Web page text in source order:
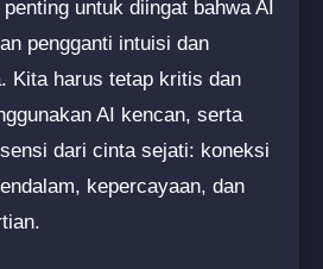
untuk diingat bahwa AI
pengganti intuisi dan
Kita harus tetap kritis dan
AI kencan, serta
dari cinta sejati: koneksi
kepercayaan, dan